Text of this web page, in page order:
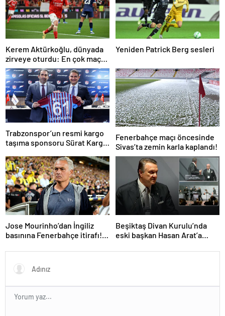
Kerem Aktürkoğlu, dünyada
zirveye oturdu: En çok maça
çıkan oyuncu!
Yeniden Patrick Berg sesleri
Trabzonspor’un resmi kargo
taşıma sponsoru Sürat Kargo
Fenerbahçe maçı öncesinde
Sivas’ta zemin karla kaplandı!
Jose Mourinho’dan İngiliz
basınına Fenerbahçe itirafı!
Beşiktaş Divan Kurulu’nda
eski başkan Hasan Arat’a
ertelendi